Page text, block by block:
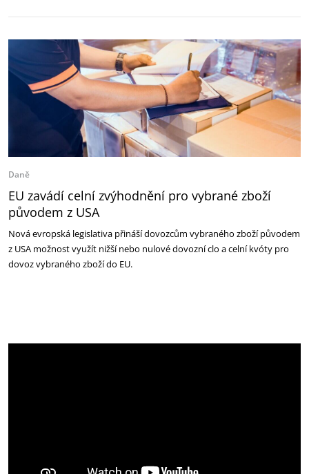
Daně
EU zavádí celní zvýhodnění pro vybrané zboží
původem z USA
Nová evropská legislativa přináší dovozcům vybraného zboží původem
z USA možnost využít nižší nebo nulové dovozní clo a celní kvóty pro
dovoz vybraného zboží do EU.